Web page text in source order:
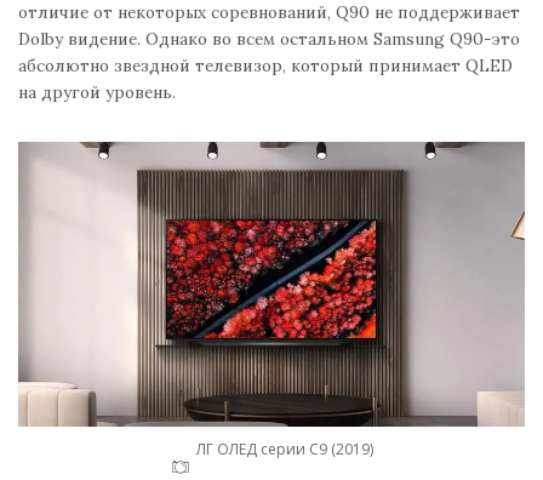
отличие от некоторых соревнований, Q90 не поддерживает
Dolby видение. Однако во всем остальном Samsung Q90-это
абсолютно звездной телевизор, который принимает QLED
на другой уровень.
ЛГ ОЛЕД серии С9 (2019)